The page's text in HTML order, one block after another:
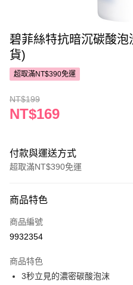
碧菲絲特抗暗沉碳酸
貨)
超取滿NT$390免運
NT$199
NT$169
付款與運送方式
超取滿NT$390免運
POYA支付
信用卡一次付款
LINE Pay
商品特色
商品編號
9932354
商品特色
3秒立見的濃密碳酸泡沫